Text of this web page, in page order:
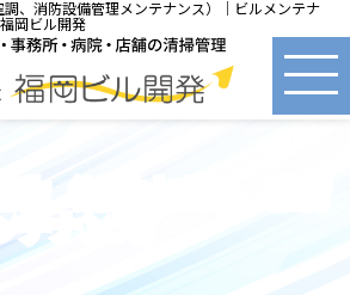
、消防設備管理メンテナンス）｜ビルメンテナ
岡ビル開発
テナンス）